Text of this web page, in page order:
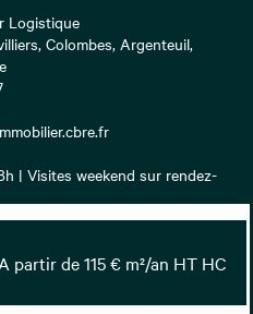
A partir de 115 € m²/an HT HC
Logistique
Colombes, Argenteuil,
| Visites weekend sur rendez-
FNAIM, Certification ISO 9001